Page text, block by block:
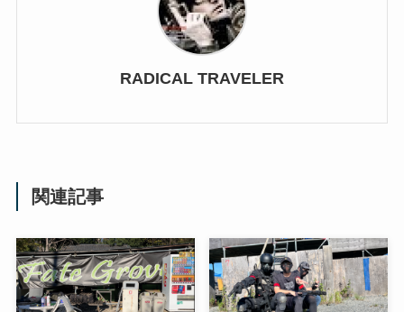
RADICAL TRAVELER
関連記事